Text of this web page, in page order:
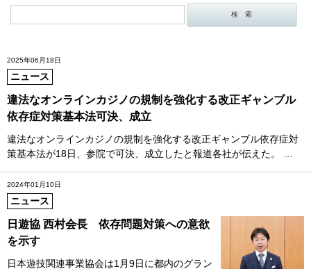
2025年06月18日
ニュース
違法なオンラインカジノの規制を強化する改正ギャンブル
依存症対策基本法可決、成立
違法なオンラインカジノの規制を強化する改正ギャンブル依存症対
策基本法が18日、参院で可決、成立したと報道各社が伝えた。 …
2024年01月10日
ニュース
日遊協 西村会長 依存問題対策への意欲
を示す
日本遊技関連事業協会は1月9日に都内のグラン